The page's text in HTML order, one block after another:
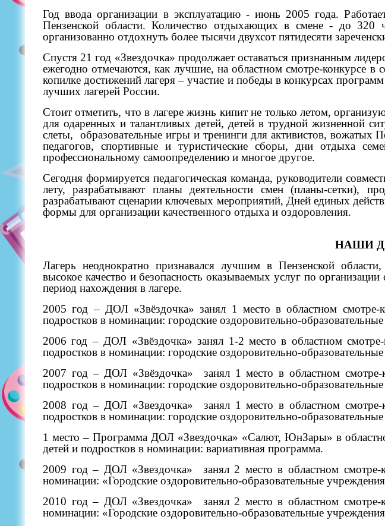
Год ввода организации в эксплуатацию - июнь 2005 года.
Пензенской области. Количество отдыхающих в смене - до 320
организованно отдохнуть более тысячи двухсот пятидесяти
Спустя 21 год «Звездочка» продолжает оставаться признанным
ежегодно отмечаются, как лучшие, на областном смотре-конкурсе в
копилке достижений лагеря – участие и победы в конкурсах
лучших лагерей России.
Стоит отметить, что в лагере жизнь кипит не только летом,
для одаренных и талантливых детей, детей в трудной жизненной
слеты,
образовательные игры и тренинги для активистов,
педагогов, спортивные и туристические сборы, дни отдыха
профессиональному самоопределению и многое другое.
Сегодня формируется педагогическая команда, руководители
лету, разрабатывают планы деятельности смен (планы-сетки),
разрабатывают сценарии ключевых мероприятий, Дней единых
формы для организации качественного отдыха и оздоровления.
НАШИ
Лагерь неоднократно признавался лучшим в Пензенской
высокое качество и безопасность оказываемых услуг по
период нахождения в лагере.
2005 год – ДОЛ «Звёздочка» занял 1 место в областном смотре-
подростков в номинации: городские оздоровительно-
2006 год – ДОЛ «Звёздочка» занял 1-2 место в областном
подростков в номинации: городские оздоровительно-
2007 год – ДОЛ «Звёздочка»
занял 1 место в областном
подростков в номинации: городские оздоровительно-
2008 год – ДОЛ «Звездочка»
занял 1 место в областном
подростков в номинации: городские оздоровительно-
1 место – Программа ДОЛ «Звездочка» «Салют, ЮнЗары» в
детей и подростков в номинации: вариативная программа.
2009 год – ДОЛ «Звездочка»
занял 2 место в областном смотре-
номинации: «Городские оздоровительно-образовательные
2010 год – ДОЛ «Звездочка»
занял 2 место в областном смотре-
номинации: «Городские оздоровительно-образовательные